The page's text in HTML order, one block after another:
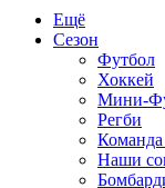
Ещё
Сезон
Футбол
Хоккей
Мини-
Регби
Наши